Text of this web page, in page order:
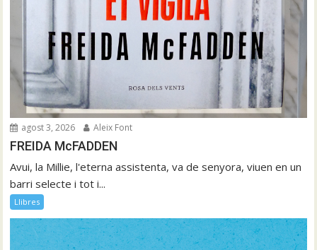
agost 3, 2026 Aleix Font
FREIDA McFADDEN
Avui, la Millie, l'eterna assistenta, va de senyora, viuen en un
barri selecte i tot i...
Llibres